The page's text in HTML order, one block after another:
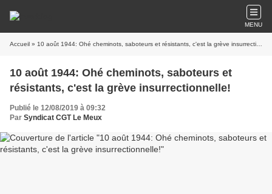
MENU
Accueil » 10 août 1944: Ohé cheminots, saboteurs et résistants, c'est la grève insurrectionnelle!
10 août 1944: Ohé cheminots, saboteurs et
résistants, c'est la grève insurrectionnelle!
Publié le 12/08/2019 à 09:32
Par Syndicat CGT Le Meux